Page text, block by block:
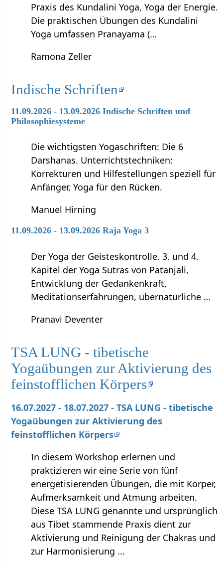
Praxis des Kundalini Yoga, Yoga der Energie.
Die praktischen Übungen des Kundalini
Yoga umfassen Pranayama (…
Ramona Zeller
Indische Schriften
11.09.2026 - 13.09.2026 Indische Schriften und
Philosophiesysteme
Die wichtigsten Yogaschriften: Die 6
Darshanas. Unterrichtstechniken:
Korrekturen und Hilfestellungen speziell für
Anfänger, Yoga für den Rücken.
Manuel Hirning
11.09.2026 - 13.09.2026 Raja Yoga 3
Der Yoga der Geisteskontrolle. 3. und 4.
Kapitel der Yoga Sutras von Patanjali,
Entwicklung der Gedankenkraft,
Meditationserfahrungen, übernatürliche …
Pranavi Deventer
TSA LUNG - tibetische
Yogaübungen zur Aktivierung des
feinstofflichen Körpers
16.07.2027 - 18.07.2027 - TSA LUNG - tibetische
Yogaübungen zur Aktivierung des
feinstofflichen Körpers
In diesem Workshop erlernen und
praktizieren wir eine Serie von fünf
energetisierenden Übungen, die mit Körper,
Aufmerksamkeit und Atmung arbeiten.
Diese TSA LUNG genannte und ursprünglich
aus Tibet stammende Praxis dient zur
Aktivierung und Reinigung der Chakras und
zur Harmonisierung ...